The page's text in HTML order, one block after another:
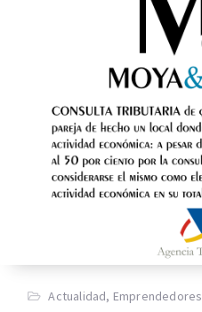
Actualidad, Emprendedores